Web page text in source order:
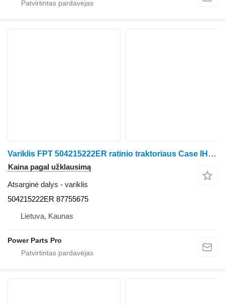
Variklis FPT 504215222ER ratinio traktoriaus Case IH JX70
Kaina pagal užklausimą
Atsarginė dalys - variklis
504215222ER 87755675
Lietuva, Kaunas
Power Parts Pro